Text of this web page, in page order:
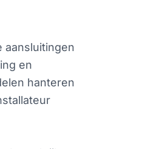
aansluitingen
en
hanteren